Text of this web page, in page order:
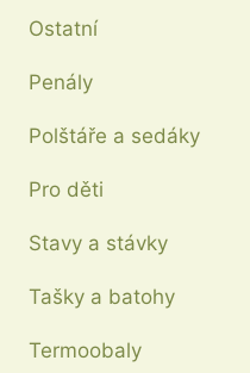
Ostatní
Penály
Polštáře a sedáky
Pro děti
Stavy a stávky
Tašky a batohy
Termoobaly